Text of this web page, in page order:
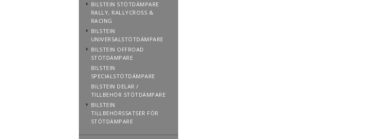
BILSTEIN STÖTDÄMPARE
RALLY, RALLYCROSS &
RACING
BILSTEIN
UNIVERSALSTÖTDÄMPARE
BILSTEIN OFFROAD
STÖTDÄMPARE
BILSTEIN
SPECIALSTÖTDÄMPARE
BILSTEIN DELAR /
TILLBEHÖR STÖTDÄMPARE
BILSTEIN
TILLBEHÖRSSATSER FÖR
STÖTDÄMPARE